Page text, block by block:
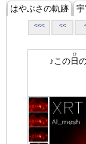
はやぶさの軌跡
<<< <<
♪この日
ひ